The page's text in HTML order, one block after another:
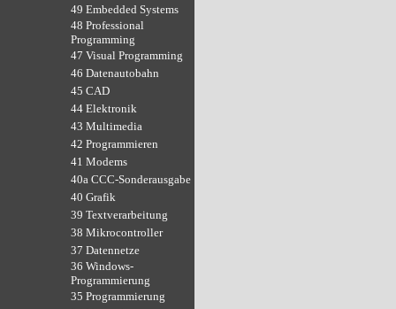
49 Embedded Systems
48 Professional
Programming
47 Visual Programming
46 Datenautobahn
45 CAD
44 Elektronik
43 Multimedia
42 Programmieren
41 Modems
40a CCC-Sonderausgabe
40 Grafik
39 Textverarbeitung
38 Mikrocontroller
37 Datennetze
36 Windows-
Programmierung
35 Programmierung